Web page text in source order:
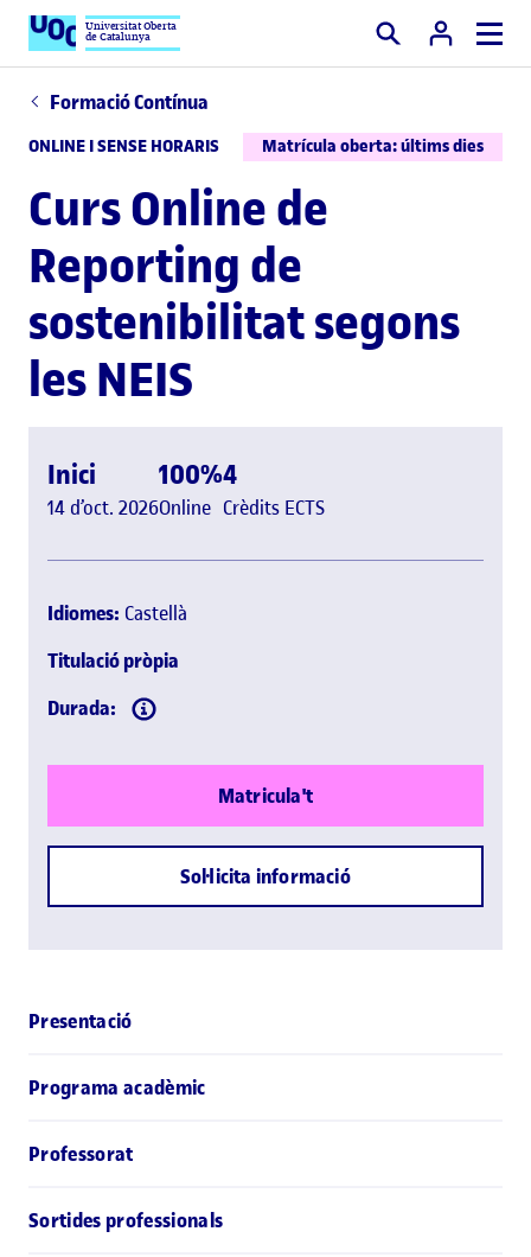
Universitat Oberta
de Catalunya Cercar
Formació Contínua
ONLINE I SENSE HORARIS Matrícula oberta: últims dies
Curs Online de
Reporting de
sostenibilitat segons
les NEIS
Inici
14 d’oct. 2026
100%
Online
4
Crèdits ECTS
Idiomes: Castellà
Titulació pròpia
Durada:
Matricula't
Sol·licita informació
Presentació
Programa acadèmic
Professorat
Sortides professionals